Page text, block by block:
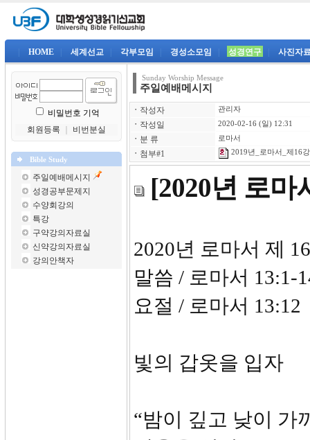
HOME 세계선교 각부모임 경성소모임 성경연구 사진자
비밀번호 기억
회원등록
비번분실
Bible Study
주일예배메시지
성경공부문제지
수양회강의
특강
구약강의자료실
신약강의자료실
강의안책자
Sunday Worship Message
주일예배메시지
ㆍ 작성자 관리자
ㆍ 작성일 2020-02-16 (일) 12:31
ㆍ 분 류 로마서
ㆍ 첨부#1 2019년_로마서_제16
[2020년 로마
2020년 로마서 제
말씀 / 로마서 13:1-
요절 / 로마서 13:12
빛의 갑옷을 입자
“밤이 깊고 낮이 가